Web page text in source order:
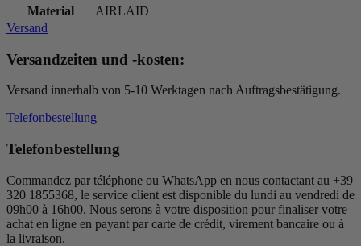
Material
AIRLAID
Versand
Versandzeiten und -kosten:
Versand innerhalb von 5-10 Werktagen nach Auftragsbestätigung.
Telefonbestellung
Telefonbestellung
Commandez par téléphone ou WhatsApp en nous contactant au +39
320 1855368, le service client est disponible du lundi au vendredi de
09h00 à 16h00. Nous serons à votre disposition pour finaliser votre
achat en ligne en payant par carte de crédit, virement bancaire ou à
la livraison.